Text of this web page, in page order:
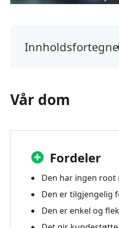
Hva
er
joystick
joystick
Vanlige
om
Vår dom
Fordeler
Den har ingen root
Den er tilgjengelig
Den er enkel og